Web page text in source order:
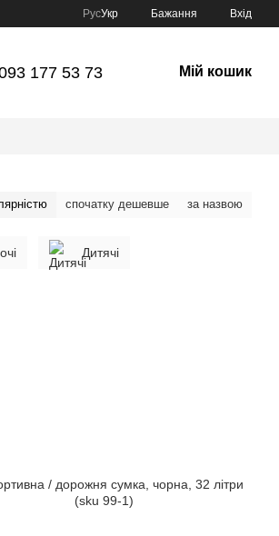
РусУкр Бажання Вхід
177 53 73 Мій кошик
спочатку дешевше за назвою
Дитячі